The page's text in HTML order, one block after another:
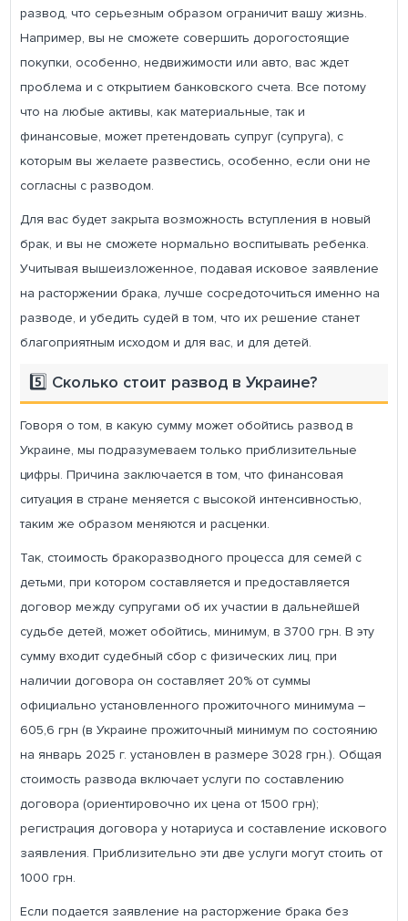
развод, что серьезным образом ограничит вашу жизнь.
Например, вы не сможете совершить дорогостоящие
покупки, особенно, недвижимости или авто, вас ждет
проблема и с открытием банковского счета. Все потому
что на любые активы, как материальные, так и
финансовые, может претендовать супруг (супруга), с
которым вы желаете развестись, особенно, если они не
согласны с разводом.
Для вас будет закрыта возможность вступления в новый
брак, и вы не сможете нормально воспитывать ребенка.
Учитывая вышеизложенное, подавая исковое заявление
на расторжении брака, лучше сосредоточиться именно на
разводе, и убедить судей в том, что их решение станет
благоприятным исходом и для вас, и для детей.
5️⃣ Сколько стоит развод в Украине?
Говоря о том, в какую сумму может обойтись развод в
Украине, мы подразумеваем только приблизительные
цифры. Причина заключается в том, что финансовая
ситуация в стране меняется с высокой интенсивностью,
таким же образом меняются и расценки.
Так, стоимость бракоразводного процесса для семей с
детьми, при котором составляется и предоставляется
договор между супругами об их участии в дальнейшей
судьбе детей, может обойтись, минимум, в 3700 грн. В эту
сумму входит судебный сбор с физических лиц, при
наличии договора он составляет 20% от суммы
официально установленного прожиточного минимума –
605,6 грн (в Украине прожиточный минимум по состоянию
на январь 2025 г. установлен в размере 3028 грн.). Общая
стоимость развода включает услуги по составлению
договора (ориентировочно их цена от 1500 грн);
регистрация договора у нотариуса и составление искового
заявления. Приблизительно эти две услуги могут стоить от
1000 грн.
Если подается заявление на расторжение брака без